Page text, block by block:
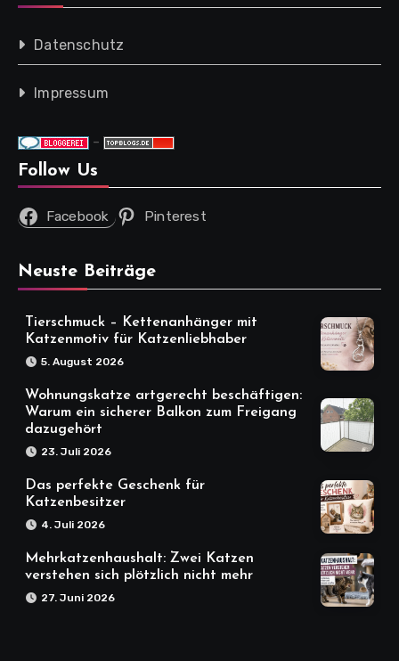
Datenschutz
Impressum
-
Follow Us
Facebook Pinterest
Neuste Beiträge
Tierschmuck – Kettenanhänger mit
Katzenmotiv für Katzenliebhaber
5. August 2026
Wohnungskatze artgerecht beschäftigen:
Warum ein sicherer Balkon zum Freigang
dazugehört
23. Juli 2026
Das perfekte Geschenk für
Katzenbesitzer
4. Juli 2026
Mehrkatzenhaushalt: Zwei Katzen
verstehen sich plötzlich nicht mehr
27. Juni 2026